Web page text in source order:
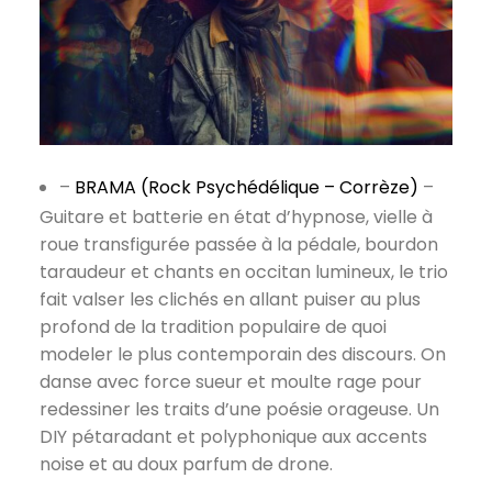
– BRAMA (Rock Psychédélique – Corrèze) –
Guitare et batterie en état d’hypnose, vielle à
roue transfigurée passée à la pédale, bourdon
taraudeur et chants en occitan lumineux, le trio
fait valser les clichés en allant puiser au plus
profond de la tradition populaire de quoi
modeler le plus contemporain des discours. On
danse avec force sueur et moulte rage pour
redessiner les traits d’une poésie orageuse. Un
DIY pétaradant et polyphonique aux accents
noise et au doux parfum de drone.